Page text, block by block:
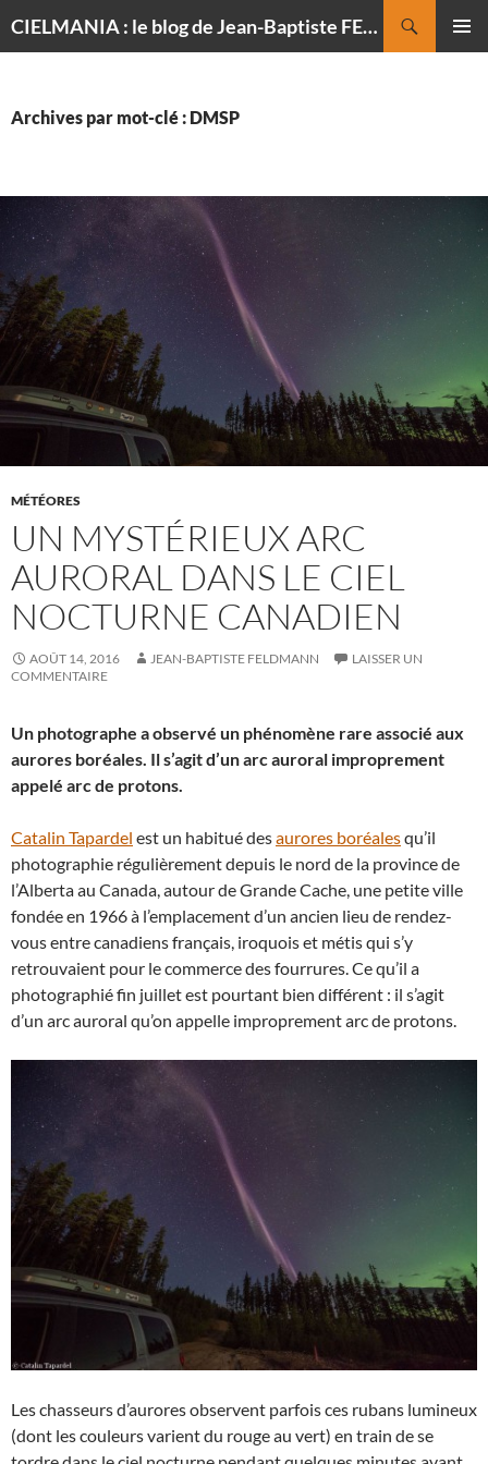
CIELMANIA : le blog de Jean-Baptiste FELDMANN, photographe du ciel
Archives par mot-clé : DMSP
MÉTÉORES
UN MYSTÉRIEUX ARC
AURORAL DANS LE CIEL
NOCTURNE CANADIEN
AOÛT 14, 2016 JEAN-BAPTISTE FELDMANN
LAISSER UN
COMMENTAIRE
Un photographe a observé un phénomène rare associé aux
aurores boréales. Il s’agit d’un arc auroral improprement
appelé arc de protons.
Catalin Tapardel est un habitué desaurores boréalesqu’il
photographie régulièrement depuis le nord de la province de
l’Alberta au Canada, autour de Grande Cache, une petite ville
fondée en 1966 à l’emplacement d’un ancien lieu de rendez-
vous entre canadiens français, iroquois et métis qui s’y
retrouvaient pour le commerce des fourrures. Ce qu’il a
photographié fin juillet est pourtant bien différent : il s’agit
d’un arc auroral qu’on appelle improprement arc de protons.
Les chasseurs d’aurores observent parfois ces rubans lumineux
(dont les couleurs varient du rouge au vert) en train de se